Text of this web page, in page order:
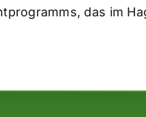
das im